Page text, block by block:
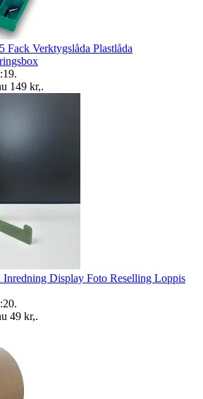
Fack Verktygslåda Plastlåda
.
149 kr,.
Display Foto Reselling Loppis
.
49 kr,.